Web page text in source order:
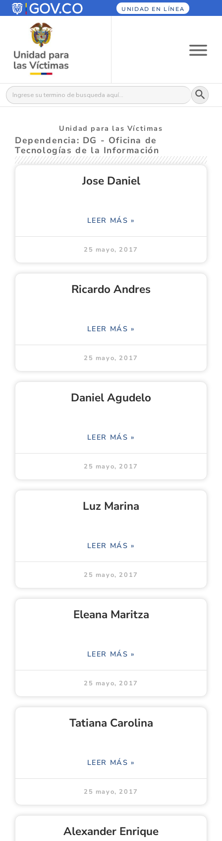
UNIDAD EN LÍNEA
Buscar: Botón
Unidad para las Víctimas
Dependencia: DG - Oficina de
Tecnologías de la Información
Jose Daniel
LEER MÁS »
25 mayo, 2017
Ricardo Andres
LEER MÁS »
25 mayo, 2017
Daniel Agudelo
LEER MÁS »
25 mayo, 2017
Luz Marina
LEER MÁS »
25 mayo, 2017
Eleana Maritza
LEER MÁS »
25 mayo, 2017
Tatiana Carolina
LEER MÁS »
25 mayo, 2017
Alexander Enrique